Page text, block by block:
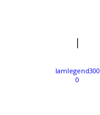
Iamlegend300
0